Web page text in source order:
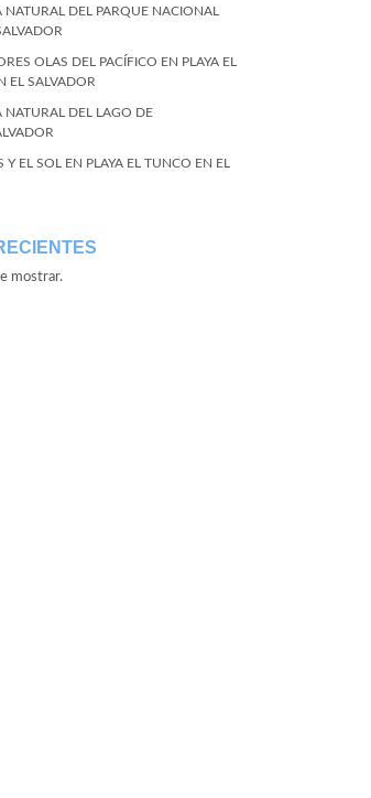
NATURAL DEL PARQUE NACIONAL
OLAS DEL PACÍFICO EN PLAYA EL
EL SALVADOR
NATURAL DEL LAGO DE
Y EL SOL EN PLAYA EL TUNCO EN EL
mostrar.